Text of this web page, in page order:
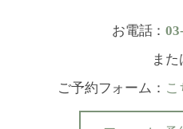
お電話：
また
ご予約フォーム： こ